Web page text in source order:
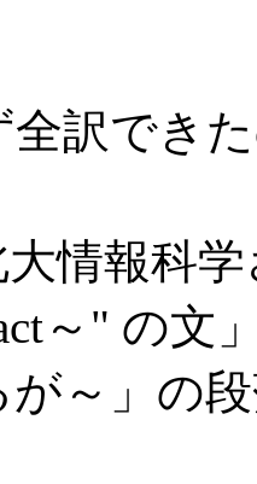
全訳でき
情報科
～" の文
～」の